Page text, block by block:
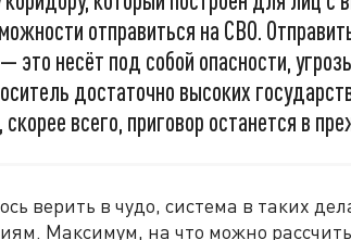
отправиться на СВО.
это несёт под собой опасности,
достаточно высоких
всего, приговор останется в
верить в чудо, система в таких
Максимум, на что можно